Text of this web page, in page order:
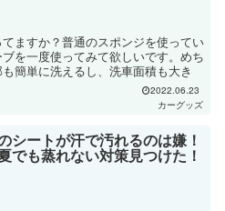
ますか？普通のスポンジを使ってい
を一度使ってみて欲しいです。めち
簡単に洗えるし、洗車面積も大き
2022.06.23
カーグッズ
シートが汗で汚れるのは嫌！
でも蒸れない対策見つけた！